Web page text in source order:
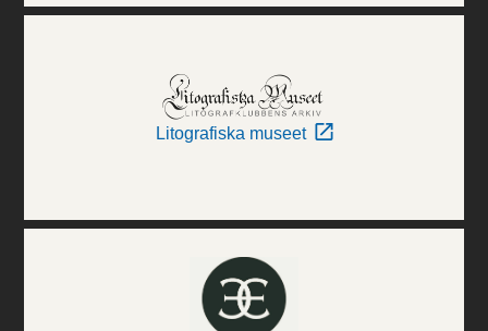
Litografiska museet